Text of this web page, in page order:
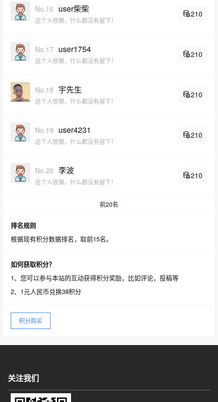
No.16 user柴柴
这个人很懒，什么都没有留下！
210
No.17 user1754
这个人很懒，什么都没有留下！
210
No.18 宇先生
这个人很懒，什么都没有留下！
210
No.19 user4231
这个人很懒，什么都没有留下！
210
No.20 李波
这个人很懒，什么都没有留下！
210
前20名
排名规则
根据现有积分数据排名，取前15名。
如何获取积分？
1、您可以参与本站的互动获得积分奖励，比如评论，投稿等
2、1元人民币兑换38积分
积分购买
关注我们